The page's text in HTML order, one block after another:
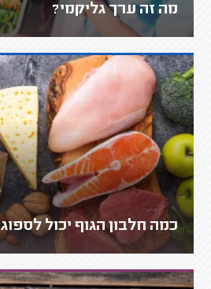
מה זה ערך גליקמי?
כמה חלבון הגוף יכול